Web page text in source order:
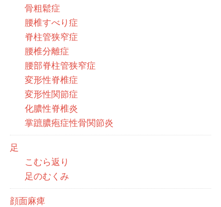
骨粗鬆症
腰椎すべり症
脊柱管狭窄症
腰椎分離症
腰部脊柱管狭窄症
変形性脊椎症
変形性関節症
化膿性脊椎炎
掌蹠膿疱症性骨関節炎
足
こむら返り
足のむくみ
顔面麻痺